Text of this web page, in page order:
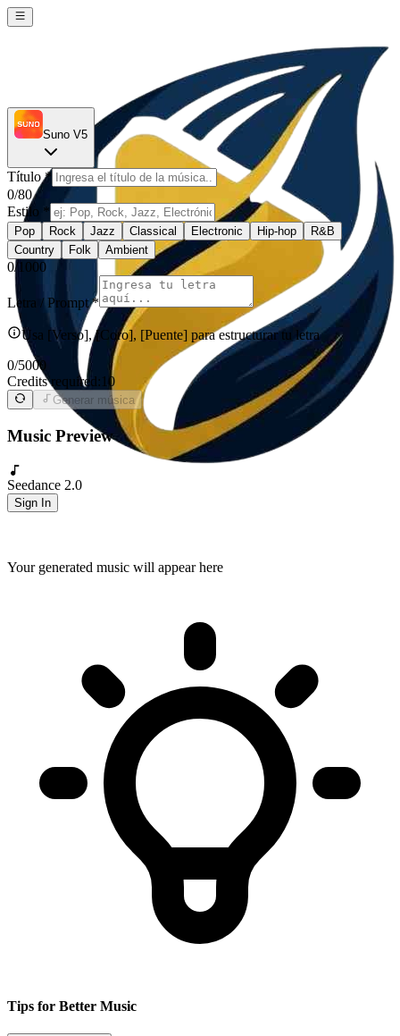
Seedance 2.0
Sign In
Suno V5
Título*
0/80
Estilo *
Pop Rock Jazz Classical Electronic Hip-hop
R&B
Country
Folk Ambient
0/1000
Letra / Prompt*
Usa [Verso], [Coro], [Puente] para estructurar tu letra
0/5000
Credits required: 10
Generar música
Music Preview
Your generated music will appear here
Tips for Better Music